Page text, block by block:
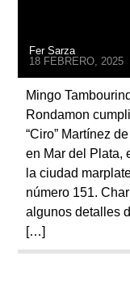
Fer Sarza
18 FEBRERO, 2025
Mingo
Rondamon
“Ciro” Martínez
en Mar del Plata,
la ciudad
número 151.
algunos detalles
[…]